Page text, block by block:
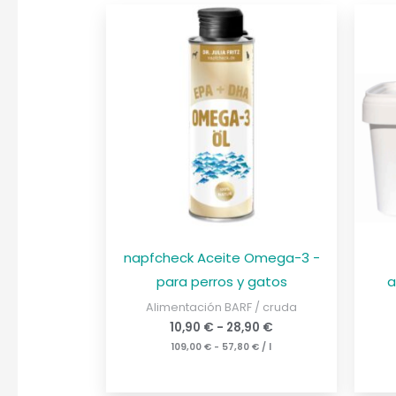
napfcheck Aceite Omega-3 -
para perros y gatos
Alimentación BARF / cruda
10,90 € - 28,90 €
109,00€ - 57,80€ / l